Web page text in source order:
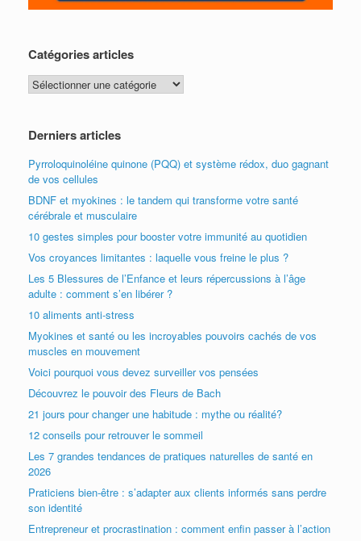
Catégories articles
Catégories
articles
Derniers articles
Pyrroloquinoléine quinone (PQQ) et système rédox, duo gagnant
de vos cellules
BDNF et myokines : le tandem qui transforme votre santé
cérébrale et musculaire
10 gestes simples pour booster votre immunité au quotidien
Vos croyances limitantes : laquelle vous freine le plus ?
Les 5 Blessures de l’Enfance et leurs répercussions à l’âge
adulte : comment s’en libérer ?
10 aliments anti-stress
Myokines et santé ou les incroyables pouvoirs cachés de vos
muscles en mouvement
Voici pourquoi vous devez surveiller vos pensées
Découvrez le pouvoir des Fleurs de Bach
21 jours pour changer une habitude : mythe ou réalité?
12 conseils pour retrouver le sommeil
Les 7 grandes tendances de pratiques naturelles de santé en
2026
Praticiens bien-être : s’adapter aux clients informés sans perdre
son identité
Entrepreneur et procrastination : comment enfin passer à l’action